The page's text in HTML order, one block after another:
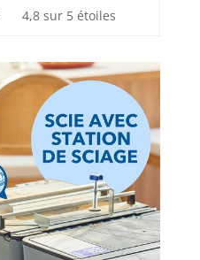
4,8 sur 5 étoiles